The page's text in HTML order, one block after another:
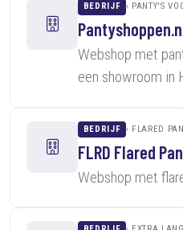
BEDRIJF PANTY'S
Webshop met
een showroom in
BEDRIJF FLARED
FLRD Flared
Webshop met